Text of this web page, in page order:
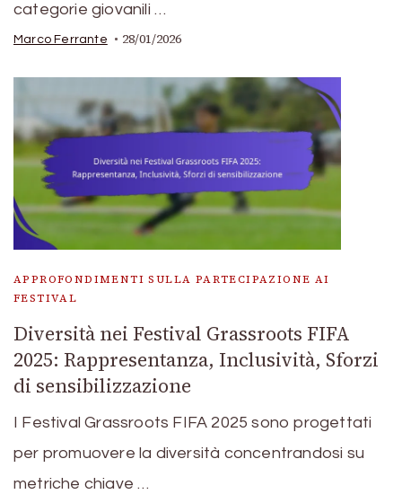
categorie giovanili …
Marco Ferrante 28/01/2026
APPROFONDIMENTI SULLA PARTECIPAZIONE AI
FESTIVAL
Diversità nei Festival Grassroots FIFA
2025: Rappresentanza, Inclusività, Sforzi
di sensibilizzazione
I Festival Grassroots FIFA 2025 sono progettati
per promuovere la diversità concentrandosi su
metriche chiave …